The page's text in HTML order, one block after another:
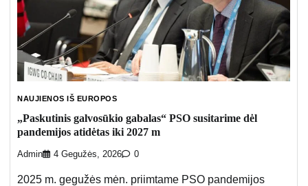
NAUJIENOS IŠ EUROPOS
„Paskutinis galvosūkio gabalas“ PSO susitarime dėl
pandemijos atidėtas iki 2027 m
Admin 4 Gegužės, 2026 0
2025 m. gegužės mėn. priimtame PSO pandemijos